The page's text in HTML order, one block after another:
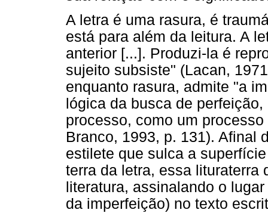
A letra é uma rasura, é
está para além da leitura. A
anterior [...]. Produzi-la é
sujeito subsiste" (Lacan,
enquanto rasura, admite "a
lógica da busca de
processo, como um
Branco, 1993, p. 131). Afinal
estilete que sulca a
terra da letra, essa lituraterra
literatura, assinalando o
da imperfeição) no texto